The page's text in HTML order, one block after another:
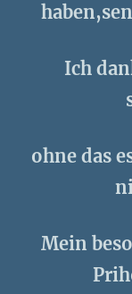
Ich
ohne das
Mein